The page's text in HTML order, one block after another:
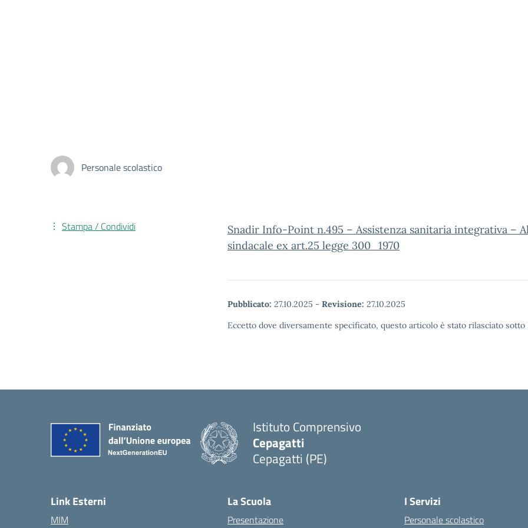
Personale scolastico
Snadir Info-Point n.495 – Assistenza sanitaria integrativa –
sindacale ex art.25 legge 300_1970
Pubblicato: 27.10.2025 - Revisione: 27.10.2025
Eccetto dove diversamente specificato, questo articolo è stato rilasciato
Stampa / Condividi
Istituto Comprensivo
Cepagatti
Cepagatti (PE)
Link Esterni
MIM
La Scuola
Presentazione
I Servizi
Personale scolastico